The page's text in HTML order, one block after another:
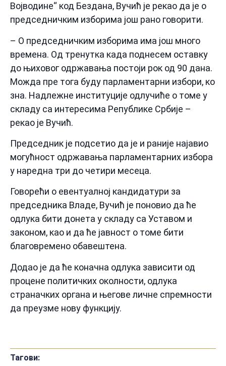
Војводине“ код Бездана, Вучић је рекао да је о
председничким изборима још рано говорити.
– О председничким изборима има још много
времена. Од тренутка када поднесем оставку
до њиховог одржавања постоји рок од 90 дана.
Можда пре тога буду парламентарни избори, ко
зна. Надлежне институције одлучиће о томе у
складу са интересима Републике Србије –
рекао је Вучић.
Председник је подсетио да је и раније најавио
могућност одржавања парламентарних избора
у наредна три до четири месеца.
Говорећи о евентуалној кандидатури за
председника Владе, Вучић је поновио да ће
одлука бити донета у складу са Уставом и
законом, као и да ће јавност о томе бити
благовремено обавештена.
Додао је да ће коначна одлука зависити од
процене политичких околности, одлука
страначких органа и његове личне спремности
да преузме нову функцију.
Тагови: